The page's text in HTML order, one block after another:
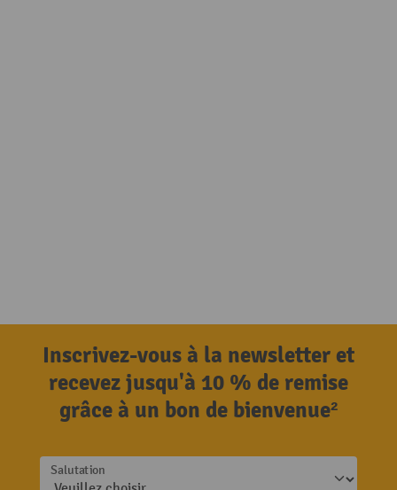
Inscrivez-vous à la newsletter et
recevez jusqu'à 10 % de remise
grâce à un bon de bienvenue²
Salutation